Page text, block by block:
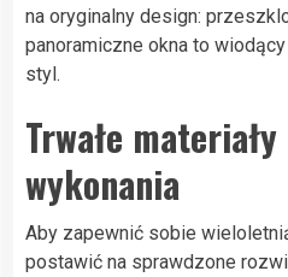
na oryginalny design:
panoramiczne okna to
styl.
Trwałe
wykonania
Aby zapewnić sobie
postawić na sprawdzone